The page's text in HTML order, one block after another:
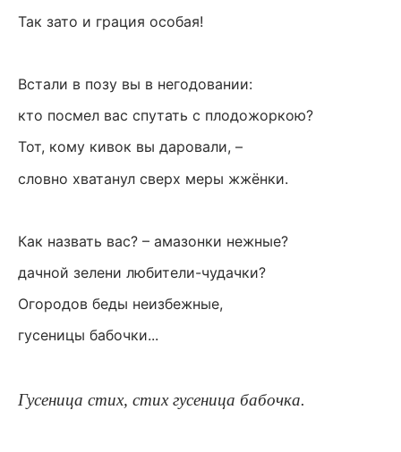
Так зато и грация особая!
Встали в позу вы в негодовании:
кто посмел вас спутать с плодожоркою?
Тот, кому кивок вы даровали, –
словно хватанул сверх меры жжёнки.
Как назвать вас? – амазонки нежные?
дачной зелени любители-чудачки?
Огородов беды неизбежные,
гусеницы бабочки...
Гусеница стих, стих гусеница бабочка.